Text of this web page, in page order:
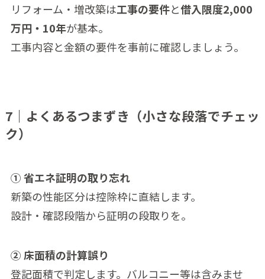
リフォーム・増改築は工事の要件と借入限度2,000
万円・10年が基本。
工事内容と金額の要件を事前に確認しましょう。
7｜よくあるつまずき（小さな段落でチェッ
ク）
① 省エネ証明の取り忘れ
新築の性能区分は控除枠に直結します。
設計・確認段階から証明の段取りを。
② 床面積の計算誤り
登記面積で判定します。バルコニー等は含みませ